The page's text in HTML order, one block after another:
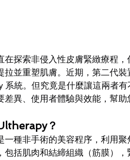
在探索非侵入性皮膚緊緻療程
拉並重塑肌膚。近期，第二代
統。但究竟是什麼讓這兩者
差異、使用者體驗與效能，幫
？
一種非手術的美容程序，利用
包括肌肉和結締組織（筋膜）